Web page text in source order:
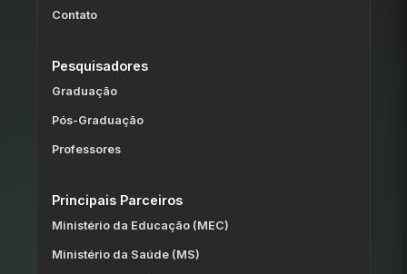
Contato
Pesquisadores
Graduação
Pós-Graduação
Professores
Principais Parceiros
Ministério da Educação (MEC)
Ministério da Saúde (MS)